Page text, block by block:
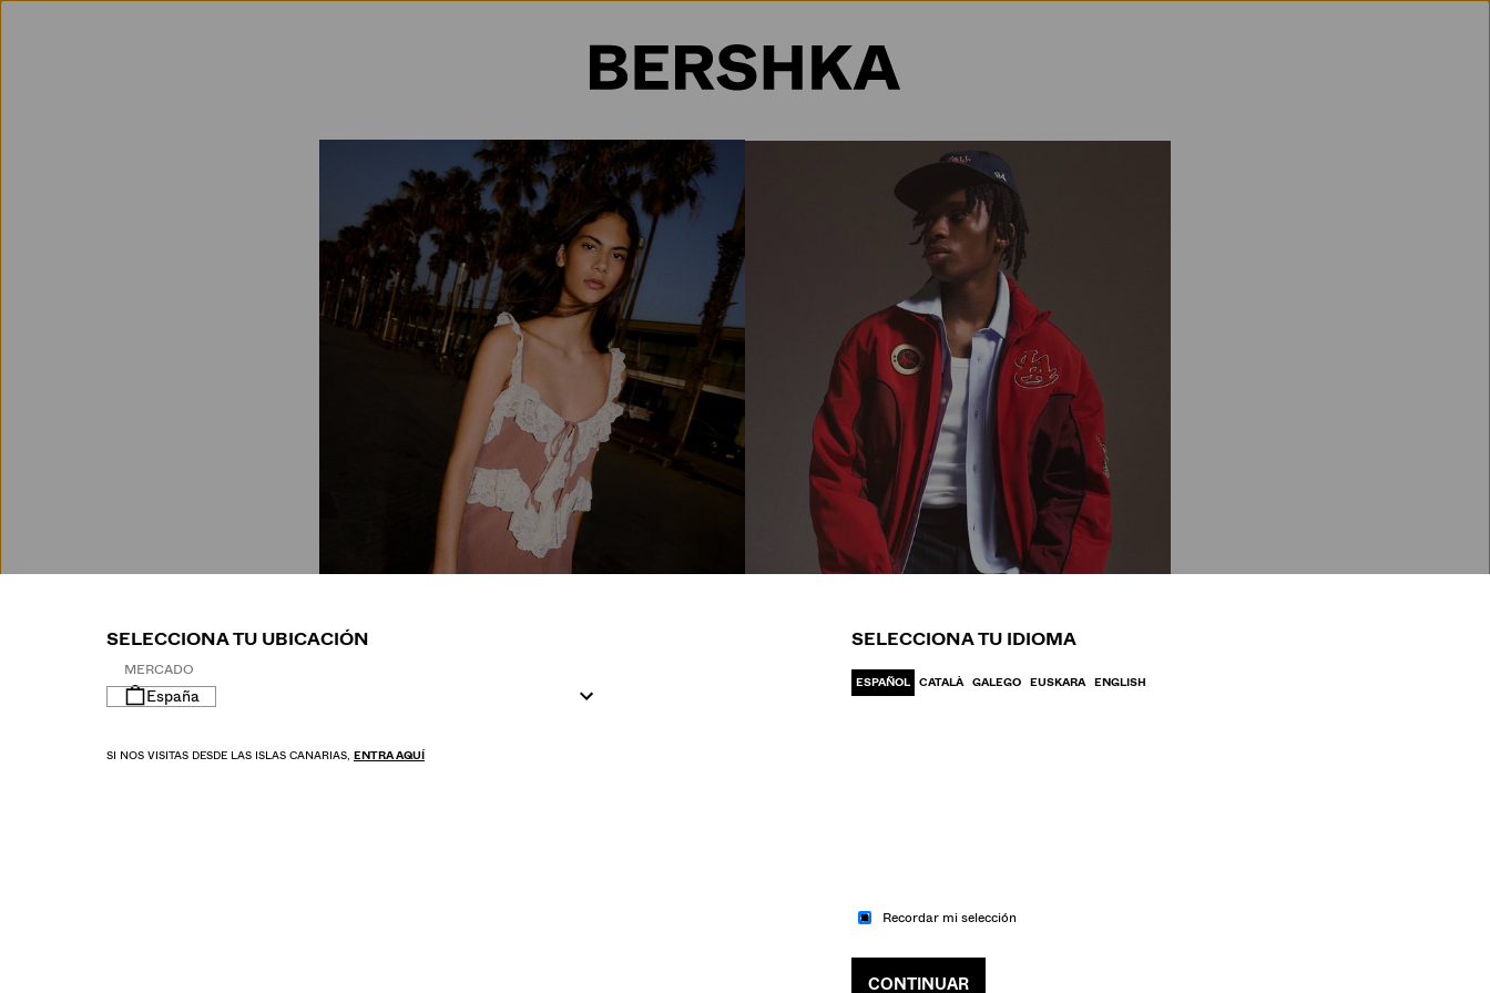
Selección de país
HOMBRE
SELECCIONA TU UBICACIÓN
MERCADO
España
SI NOS VISITAS DESDE LAS ISLAS CANARIAS, ENTRA AQUÍ
SELECCIONA TU IDIOMA
ESPAÑOL CATALÀ GALEGO EUSKARA ENGLISH
Recordar mi selección
CONTINUAR